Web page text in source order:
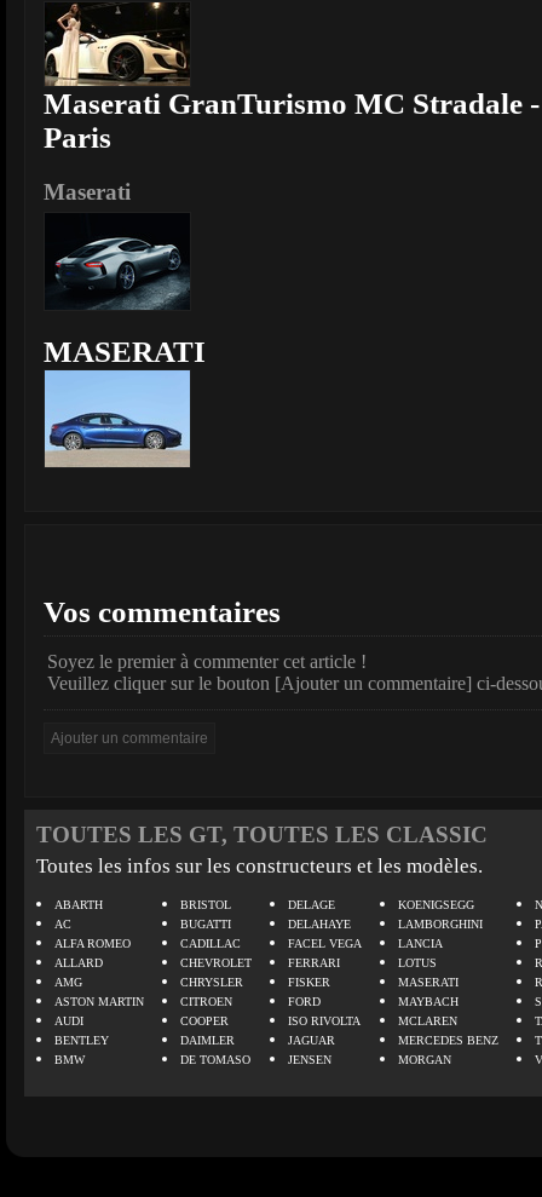
Maserati GranTurismo MC Stradale
Paris
Maserati
MASERATI
Vos commentaires
Soyez le premier à commenter cet article !
Veuillez cliquer sur le bouton [Ajouter un commentaire] ci-
TOUTES LES GT, TOUTES LES CLASSIC
Toutes les infos sur les constructeurs et les modèles.
ABARTH
AC
ALFA ROMEO
ALLARD
AMG
ASTON MARTIN
AUDI
BENTLEY
BMW
BRISTOL
BUGATTI
CADILLAC
CHEVROLET
CHRYSLER
CITROEN
COOPER
DAIMLER
DE TOMASO
DELAGE
DELAHAYE
FACEL VEGA
FERRARI
FISKER
FORD
ISO RIVOLTA
JAGUAR
JENSEN
KOENIGSEGG
LAMBORGHINI
LANCIA
LOTUS
MASERATI
MAYBACH
MCLAREN
MERCEDES BENZ
MORGAN